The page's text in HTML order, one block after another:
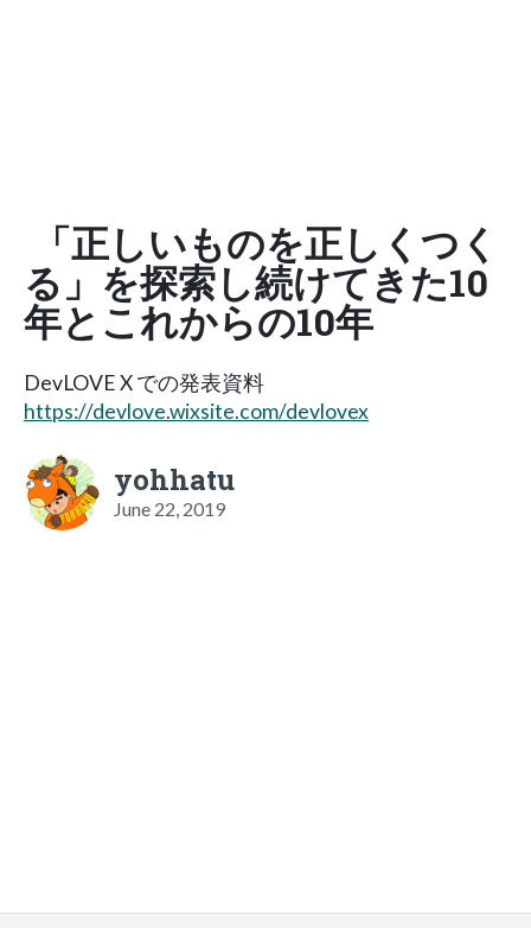
「正しいものを正しくつく
る」を探索し続けてきた10
年とこれからの10年
DevLOVE X での発表資料
https://devlove.wixsite.com/devlovex
yohhatu
June 22, 2019